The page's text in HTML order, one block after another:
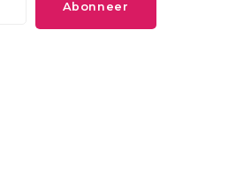
Abonneer